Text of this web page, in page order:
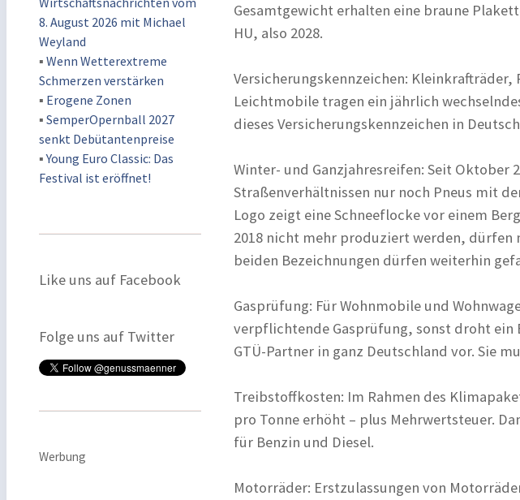
8. August 2026 mit Michael
Weyland
▪ Wenn Wetterextreme
Schmerzen verstärken
▪ Erogene Zonen
▪ SemperOpernball 2027
senkt Debütantenpreise
▪Young Euro Classic: Das
Festival ist eröffnet!
Like uns auf Facebook
Folge uns auf Twitter
Werbung
Gesamtgewicht erhalten eine braune
HU, also 2028.
Versicherungskennzeichen: Kleinkrafträder,
Leichtmobile tragen ein jährlich
dieses Versicherungskennzeichen in
Winter- und Ganzjahresreifen: Seit Oktober
Straßenverhältnissen nur noch Pneus mit
Logo zeigt eine Schneeflocke vor einem
2018 nicht mehr produziert werden,
beiden Bezeichnungen dürfen weiterhin
Gasprüfung: Für Wohnmobile und
verpflichtende Gasprüfung, sonst droht ein
GTÜ-Partner in ganz Deutschland vor. Sie
Treibstoffkosten: Im Rahmen des
pro Tonne erhöht – plus Mehrwertsteuer.
für Benzin und Diesel.
Motorräder: Erstzulassungen von